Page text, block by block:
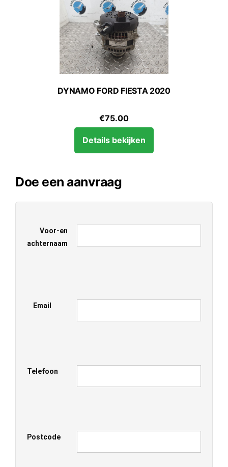
DYNAMO FORD FIESTA 2020
€75.00
Details bekijken
Doe een aanvraag
Voor-en
achternaam
Email
Telefoon
Postcode